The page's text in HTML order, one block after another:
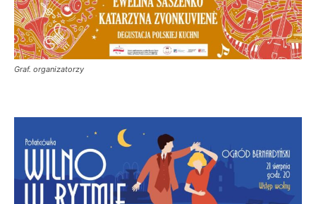
Graf. organizatorzy